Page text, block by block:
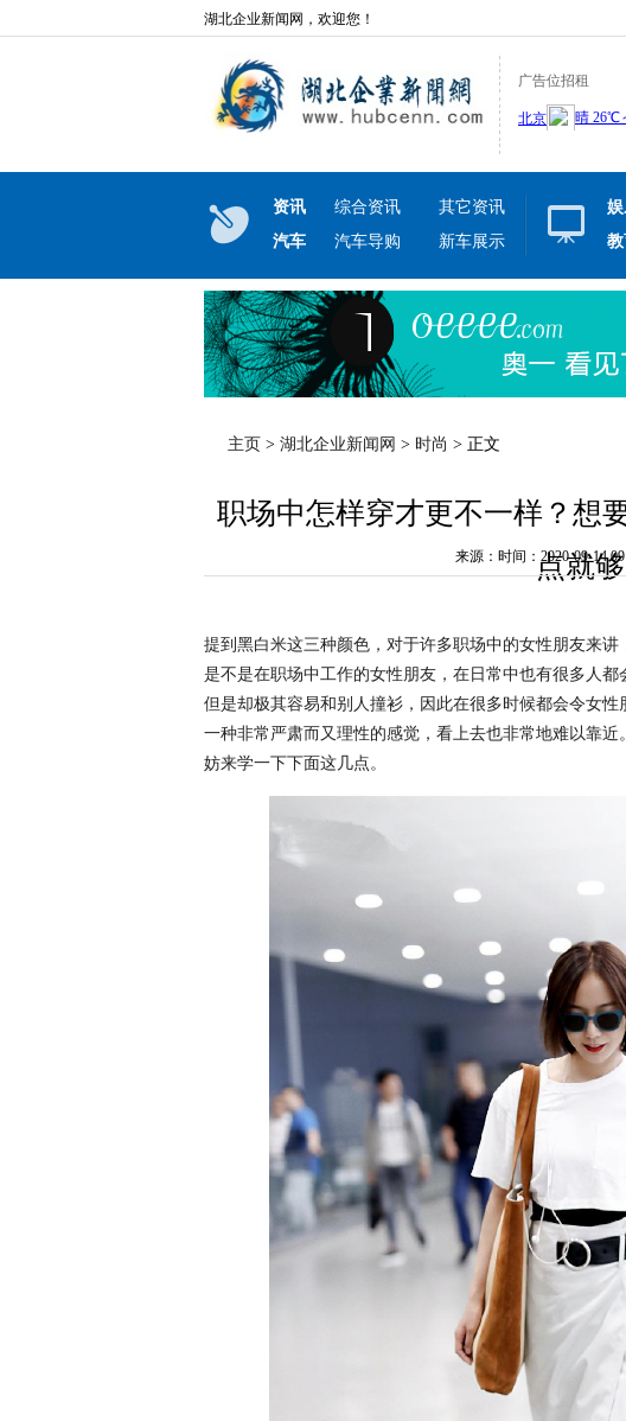
湖北企业新闻网，欢迎您！
广告位招租
资讯 综合资讯
其它资讯
汽车
汽车导购 新车展示
主页 > 湖北企业新闻网 > 时尚 > 正文
职场中怎样穿才更不一样？想
点就
来源：时间：2020-09-14
提到黑白米这三种颜色，对于许多职场中的女性朋友来
是不是在职场中工作的女性朋友，在日常中也有很多人
但是却极其容易和别人撞衫，因此在很多时候都会令女
一种非常严肃而又理性的感觉，看上去也非常地难以靠
妨来学一下下面这几点。